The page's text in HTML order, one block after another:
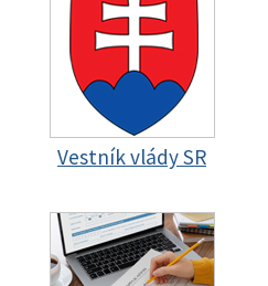
Vestník vlády SR